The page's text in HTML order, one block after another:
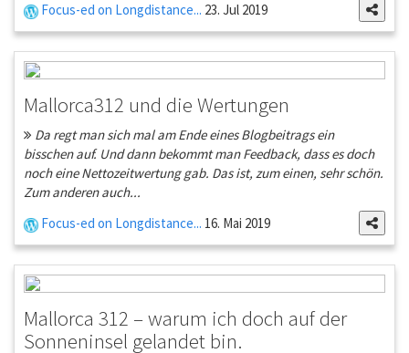
Focus-ed on Longdistance... 23. Jul 2019
Mallorca312 und die Wertungen
Da regt man sich mal am Ende eines Blogbeitrags ein
bisschen auf. Und dann bekommt man Feedback, dass es doch
noch eine Nettozeitwertung gab. Das ist, zum einen, sehr schön.
Zum anderen auch...
Focus-ed on Longdistance... 16. Mai 2019
Mallorca 312 – warum ich doch auf der
Sonneninsel gelandet bin.